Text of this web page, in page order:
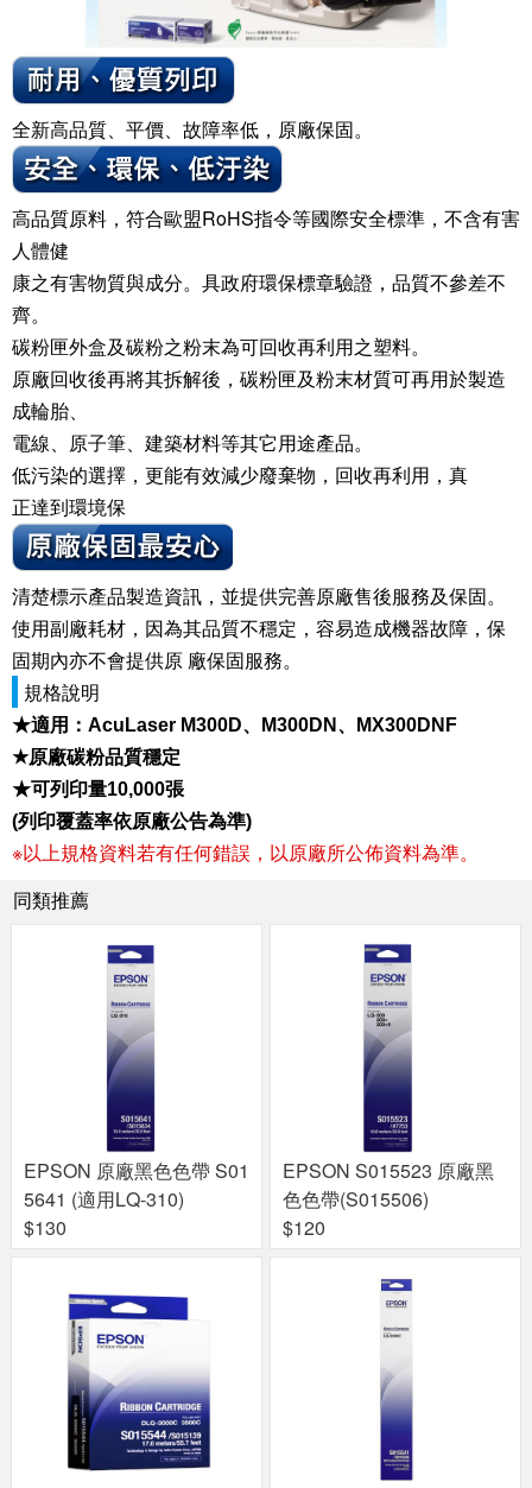
全新高品質、平價、故障率低，原廠保固。
高品質原料，符合歐盟RoHS指令等國際安全標準，不含有害
人體健
康之有害物質與成分。具政府環保標章驗證，品質不參差不
齊。
碳粉匣外盒及碳粉之粉末為可回收再利用之塑料。
原廠回收後再將其拆解後，碳粉匣及粉末材質可再用於製造
成輪胎、
電線、原子筆、建築材料等其它用途產品。
低污染的選擇，更能有效減少廢棄物，回收再利用，真
正達到環境保
清楚標示產品製造資訊，並提供完善原廠售後服務及保固。
使用副廠耗材，因為其品質不穩定，容易造成機器故障，保
固期內亦不會提供原 廠保固服務。
規格說明
★適用：AcuLaser M300D、M300DN、MX300DNF
★原廠碳粉品質穩定
★可列印量10,000張
(列印覆蓋率依原廠公告為準)
※以上規格資料若有任何錯誤，以原廠所公佈資料為準。
同類推薦
EPSON 原廠黑色色帶 S01
5641 (適用LQ-310)
$130
EPSON S015523 原廠黑
色色帶(S015506)
$120